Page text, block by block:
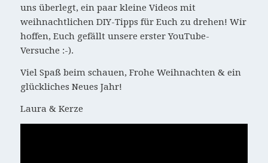
uns überlegt, ein paar kleine Videos mit
weihnachtlichen DIY-Tipps für Euch zu drehen! Wir
hoffen, Euch gefällt unsere erster YouTube-
Versuche :-).
Viel Spaß beim schauen, Frohe Weihnachten & ein
glückliches Neues Jahr!
Laura & Kerze